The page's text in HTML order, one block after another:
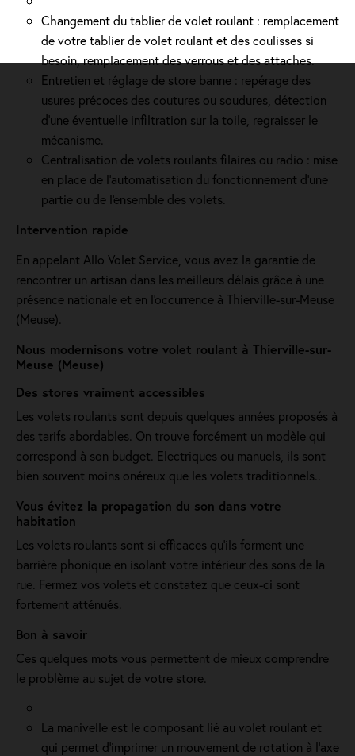
Changement du tablier de volet roulant : remplacement
de votre tablier de volet roulant et des coulisses si
besoin, remplacement des verrous et des attaches.
Entretien et réglage de store banne : repérage des
usures précoces des coutures ou soudures, détection
d'une éventuelle infiltration sur la toile, regraisser le
mécanisme.
Centralisation de volets roulants filaires ou radio : mise
en place de l'automatisation du fonctionnement d’une
partie ou de l'ensemble des volets.
Intervention rapide
En appelant Allo Volet Service, vous avez la garantie de
rencontrer un artisan dans les meilleurs délais grâce à une
présence nationale et en l'occurrence à Thierville-sur-Meuse
(Meuse).
Nous modernisons votre volet roulant à Thierville-sur-
Meuse (Meuse)
Des stores vraiment accessibles
Les volets roulants sont depuis quelques années proposés à
des tarifs abordables. On trouve forcément un modèle qui
correspond à son budget. Electriques ou manuels, ils sont
bien souvent moins onéreux que les volets traditionnels..
Vous évitez la propagation du son dans votre
habitation
Les volets roulants sont si efficaces qu’ils forment une
barrière phonique en isolant votre intérieur des sons de la
rue. Fermez vos volets et constatez que ceux-ci sont
fortement atténués.
Bon à savoir
Ces quelques mots vous permettent de mieux comprendre
le problème au sujet de votre store.
La manivelle est le composant lié au volet roulant et
qui permet d’imprimer un mouvement de rotation à l’axe